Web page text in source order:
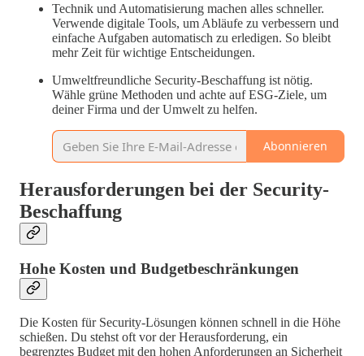
Technik und Automatisierung machen alles schneller.
Verwende digitale Tools, um Abläufe zu verbessern und
einfache Aufgaben automatisch zu erledigen. So bleibt
mehr Zeit für wichtige Entscheidungen.
Umweltfreundliche Security-Beschaffung ist nötig.
Wähle grüne Methoden und achte auf ESG-Ziele, um
deiner Firma und der Umwelt zu helfen.
Abonnieren
Herausforderungen bei der Security-
Beschaffung
Hohe Kosten und Budgetbeschränkungen
Die Kosten für Security-Lösungen können schnell in die Höhe
schießen. Du stehst oft vor der Herausforderung, ein
begrenztes Budget mit den hohen Anforderungen an Sicherheit